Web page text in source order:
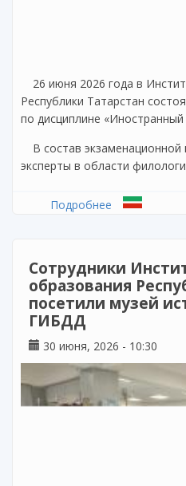
26 июня 2026 года в
Республики Татарстан
по дисциплине «Иностранный
В состав
эксперты в области
Подробнее о В
Сотрудники
образования
посетили музей
ГИБДД
30 июня, 2026 - 10:30